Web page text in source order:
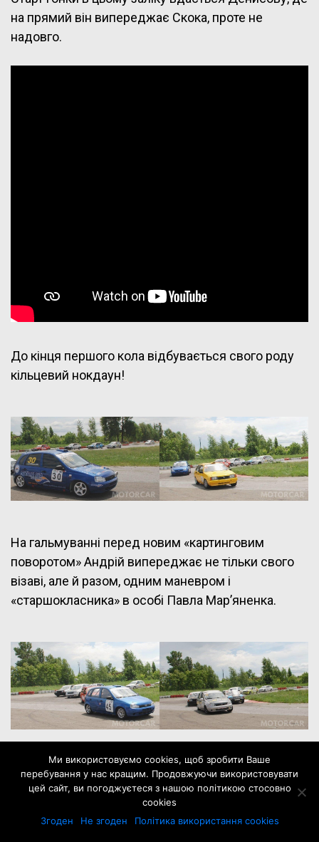
на прямий він випереджає Скока, проте не
надовго.
До кінця першого кола відбувається свого роду
кільцевий нокдаун!
На гальмуванні перед новим «картинговим
поворотом» Андрій випереджає не тільки свого
візаві, але й разом, одним маневром і
«старшокласника» в особі Павла Мар’яненка.
Саме Павло в неділю зіграв свого роду роль
«третього зайвого» в цьому новому принциповому
протистоянні, де на кону стояло «золото»
наймолодшого заліку.
Ми використовуємо cookies, щоб зробити Ваше
перебування у нас кращим. Продовжуючи використовувати
цей сайт, ви погоджуєтеся з нашою політикою стосовно
cookies
Згоден
Не згоден Політика використання cookies